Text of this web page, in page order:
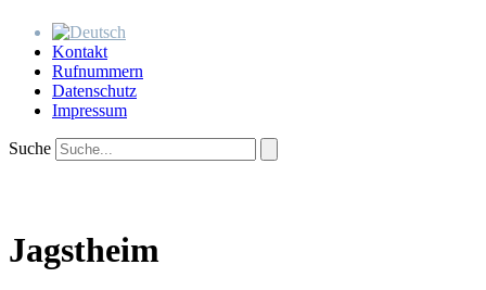
Kontakt
Rufnummern
Datenschutz
Impressum
Suche
Jagstheim